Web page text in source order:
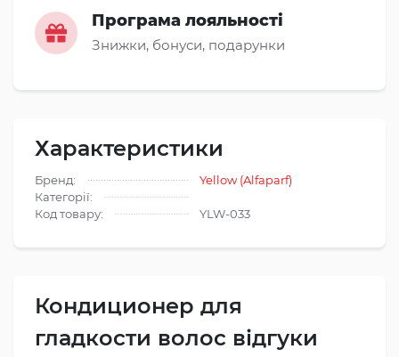
Програма лояльності
Знижки, бонуси, подарунки
Характеристики
Бренд:
Yellow (Alfaparf)
Категорії:
Код товару:
YLW-033
Кондиционер для
гладкости волос відгуки